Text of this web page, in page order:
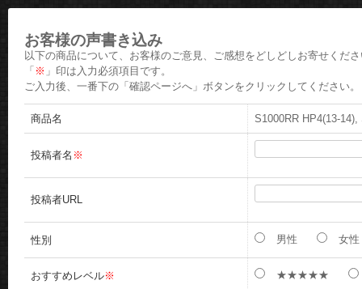
お客様の声書き込み
以下の商品について、お客様のご意見、ご感想をどしどしお寄せくだ
「 ※ 」印は入力必須項目です。
ご入力後、一番下の「確認ページへ」ボタンをクリックしてください。
商品名 S1000RR HP4(13-
投稿者名 ※
投稿者URL
性別 男性 女性
おすすめレベル※ ★★★★★